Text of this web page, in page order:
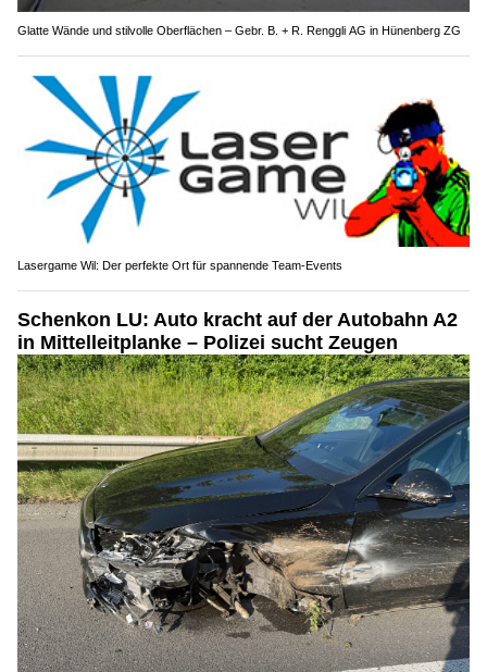
Glatte Wände und stilvolle Oberflächen – Gebr. B. + R. Renggli AG in Hünenberg ZG
Lasergame Wil: Der perfekte Ort für spannende Team-Events
Schenkon LU: Auto kracht auf der Autobahn A2
in Mittelleitplanke – Polizei sucht Zeugen